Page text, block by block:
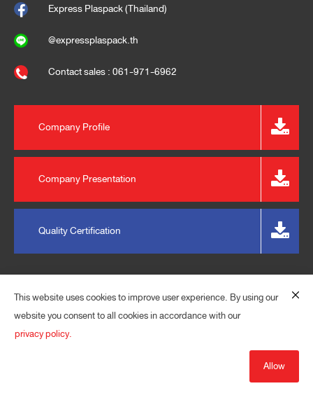
Express Plaspack (Thailand)
@expressplaspack.th
Contact sales : 061-971-6962
Company Profile
Company Presentation
Quality Certification
© 2023 EXPRESS PLASPACK (THAILAND) CO., LTD. ALL
This website uses cookies to improve user experience. By using our
website you consent to all cookies in accordance with our
privacy policy.
Allow